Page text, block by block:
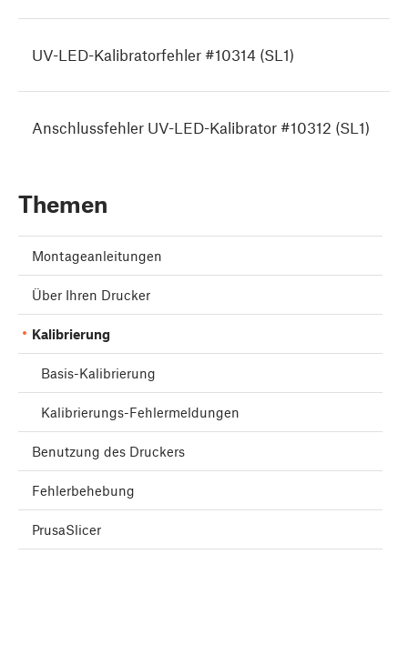
UV-LED-Kalibratorfehler #10314 (SL1)
Anschlussfehler UV-LED-Kalibrator #10312 (SL1)
Themen
Montageanleitungen
Über Ihren Drucker
Kalibrierung
Basis-Kalibrierung
Kalibrierungs-Fehlermeldungen
Benutzung des Druckers
Fehlerbehebung
PrusaSlicer